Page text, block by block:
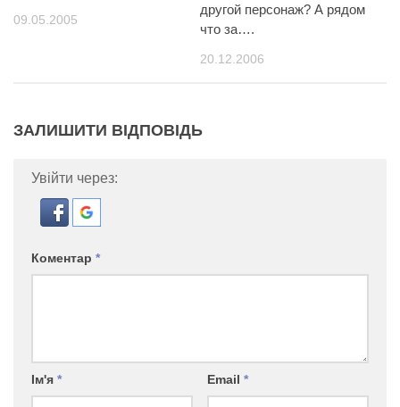
09.05.2005
другой персонаж? А рядом
что за….
20.12.2006
ЗАЛИШИТИ ВІДПОВІДЬ
Увійти через:
Коментар *
Ім'я * Email *